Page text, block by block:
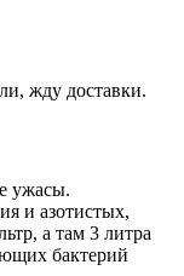
жду доставки.
ужасы.
и азотистых,
а там 3 литра
бактерий